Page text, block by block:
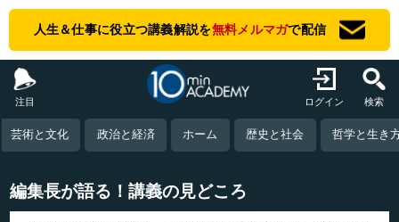
人生＆仕事に役立つ講義解説を無料メルマガで配信
注目 ログイン 検索
芸術と文化 政治と経済 ホーム 歴史と社会 哲学と生き
編集長が語る！講義の見どころ